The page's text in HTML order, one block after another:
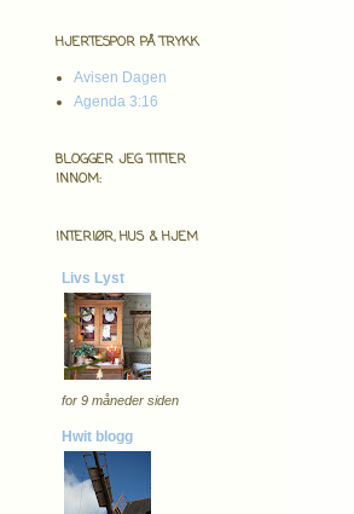
HJERTESPOR PÅ TRYKK
Avisen Dagen
Agenda 3:16
BLOGGER JEG TITTER
INNOM:
INTERIØR, HUS & HJEM
Livs Lyst
for 9 måneder siden
Hwit blogg